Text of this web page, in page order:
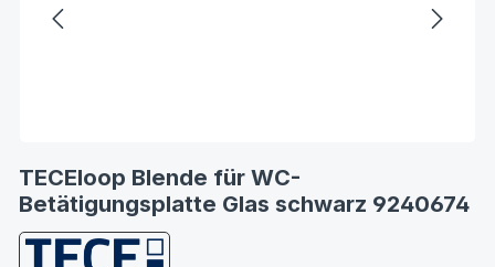
TECEloop Blende für WC-
Betätigungsplatte Glas schwarz 9240674